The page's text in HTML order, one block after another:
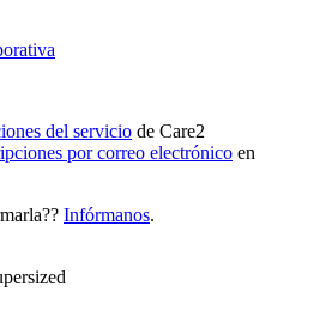
del servicio de Care2
por correo electrónico en
Infórmanos.